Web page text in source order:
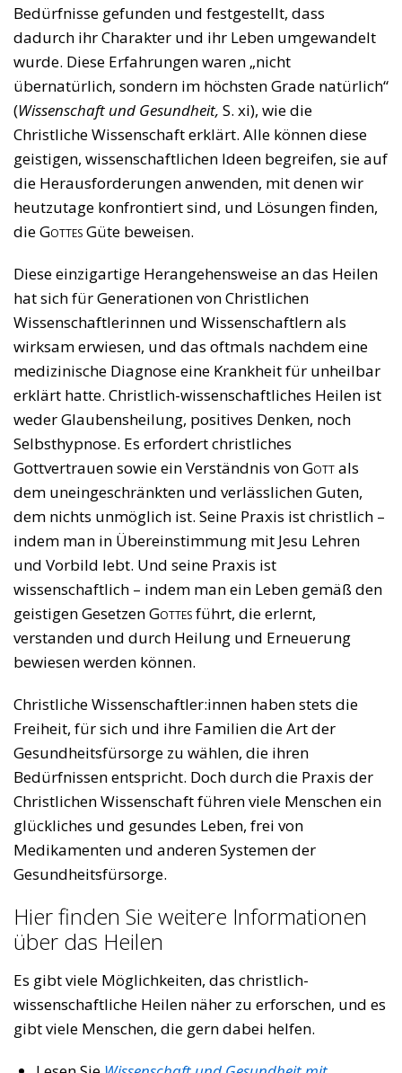
Bedürfnisse gefunden und festgestellt, dass
dadurch ihr Charakter und ihr Leben umgewandelt
wurde. Diese Erfahrungen waren „nicht
übernatürlich, sondern im höchsten Grade natürlich“
(Wissenschaft und Gesundheit, S. xi), wie die
Christliche Wissenschaft erklärt. Alle können diese
geistigen, wissenschaftlichen Ideen begreifen, sie auf
die Herausforderungen anwenden, mit denen wir
heutzutage konfrontiert sind, und Lösungen finden,
dieGottesGüte beweisen.
Diese einzigartige Herangehensweise an das Heilen
hat sich für Generationen von Christlichen
Wissenschaftlerinnen und Wissenschaftlern als
wirksam erwiesen, und das oftmals nachdem eine
medizinische Diagnose eine Krankheit für unheilbar
erklärt hatte. Christlich-wissenschaftliches Heilen ist
weder Glaubensheilung, positives Denken, noch
Selbsthypnose. Es erfordert christliches
Gottvertrauen sowie ein Verständnis vonGottals
dem uneingeschränkten und verlässlichen Guten,
dem nichts unmöglich ist. Seine Praxis ist christlich –
indem man in Übereinstimmung mit Jesu Lehren
und Vorbild lebt. Und seine Praxis ist
wissenschaftlich – indem man ein Leben gemäß den
geistigen GesetzenGottesführt, die erlernt,
verstanden und durch Heilung und Erneuerung
bewiesen werden können.
Christliche Wissenschaftler:innen haben stets die
Freiheit, für sich und ihre Familien die Art der
Gesundheitsfürsorge zu wählen, die ihren
Bedürfnissen entspricht. Doch durch die Praxis der
Christlichen Wissenschaft führen viele Menschen ein
glückliches und gesundes Leben, frei von
Medikamenten und anderen Systemen der
Gesundheitsfürsorge.
Hier finden Sie weitere Informationen
über das Heilen
Es gibt viele Möglichkeiten, das christlich-
wissenschaftliche Heilen näher zu erforschen, und es
gibt viele Menschen, die gern dabei helfen.